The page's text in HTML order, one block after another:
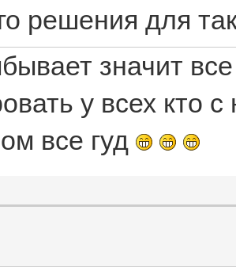
решения для
значит
у всех кто
все гуд